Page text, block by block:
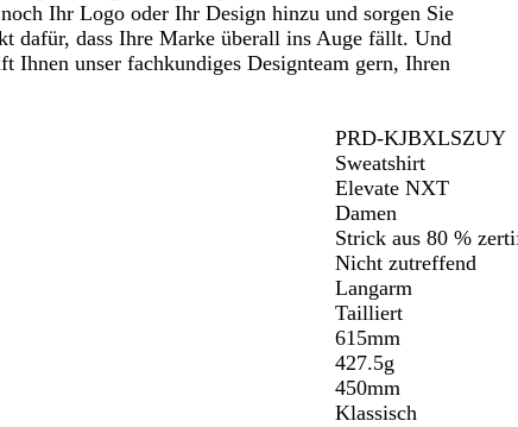
Ihr Logo oder Ihr Design hinzu und sorgen Sie
dafür, dass Ihre Marke überall ins Auge fällt. Und
Ihnen unser fachkundiges Designteam gern, Ihren
PRD-KJBXLSZUY
Sweatshirt
Elevate NXT
Damen
Strick aus 80 %
Nicht zutreffend
Langarm
Tailliert
615mm
427.5g
450mm
Klassisch